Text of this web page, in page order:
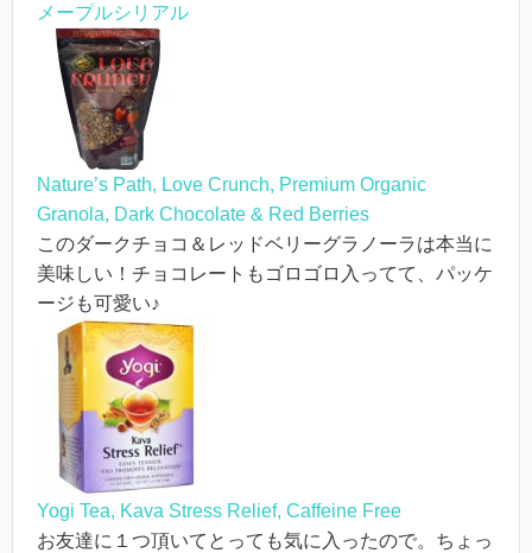
メープルシリアル
Nature’s Path, Love Crunch, Premium Organic
Granola, Dark Chocolate & Red Berries
このダークチョコ＆レッドベリーグラノーラは本当に
美味しい！チョコレートもゴロゴロ入ってて、パッケ
ージも可愛い♪
Yogi Tea, Kava Stress Relief, Caffeine Free
お友達に１つ頂いてとっても気に入ったので。ちょっ